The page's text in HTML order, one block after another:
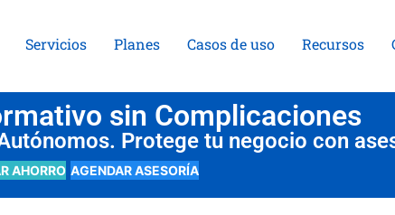
Servicios Planes Casos de uso Recursos
sin Complicaciones
Protege tu negocio con
AHORRO AGENDAR ASESORÍA